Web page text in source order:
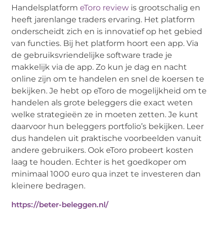
HandelsplatformeToro review is grootschalig en
heeft jarenlange traders ervaring. Het platform
onderscheidt zich en is innovatief op het gebied
van functies. Bij het platform hoort een app. Via
de gebruiksvriendelijke software trade je
makkelijk via de app. Zo kun je dag en nacht
online zijn om te handelen en snel de koersen te
bekijken. Je hebt op eToro de mogelijkheid om te
handelen als grote beleggers die exact weten
welke strategieën ze in moeten zetten. Je kunt
daarvoor hun beleggers portfolio’s bekijken. Leer
dus handelen uit praktische voorbeelden vanuit
andere gebruikers. Ook eToro probeert kosten
laag te houden. Echter is het goedkoper om
minimaal 1000 euro qua inzet te investeren dan
kleinere bedragen.
https://beter-beleggen.nl/